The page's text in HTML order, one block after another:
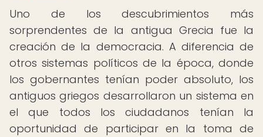
Uno de los descubrimientos más
sorprendentes de la antigua Grecia fue la
creación de la democracia. A diferencia de
otros sistemas políticos de la época, donde
los gobernantes tenían poder absoluto, los
antiguos griegos desarrollaron un sistema en
el que todos los ciudadanos tenían la
oportunidad de participar en la toma de